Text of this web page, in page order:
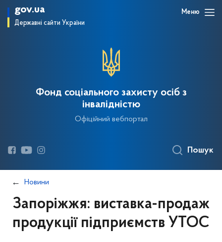
gov.ua
Державні сайти України
Меню
Фонд соціального захисту осіб з
інвалідністю
Офіційний вебпортал
Пошук
Новини
Запоріжжя: виставка-продаж
продукції підприємств УТОС